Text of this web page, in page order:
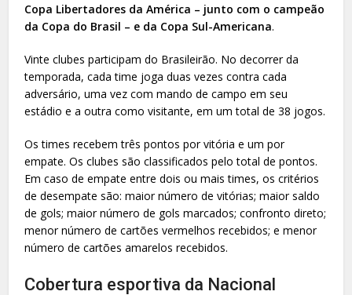
Copa Libertadores da América – junto com o campeão
da Copa do Brasil – e da Copa Sul-Americana.
Vinte clubes participam do Brasileirão. No decorrer da
temporada, cada time joga duas vezes contra cada
adversário, uma vez com mando de campo em seu
estádio e a outra como visitante, em um total de 38 jogos.
Os times recebem três pontos por vitória e um por
empate. Os clubes são classificados pelo total de pontos.
Em caso de empate entre dois ou mais times, os critérios
de desempate são: maior número de vitórias; maior saldo
de gols; maior número de gols marcados; confronto direto;
menor número de cartões vermelhos recebidos; e menor
número de cartões amarelos recebidos.
Cobertura esportiva da Nacional